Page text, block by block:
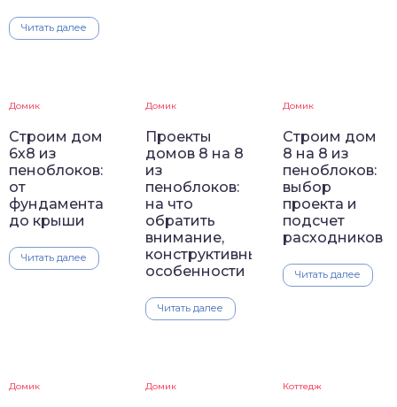
Читать далее
Домик
Строим дом
6х8 из
пеноблоков:
от
фундамента
до крыши
Читать далее
Домик
Проекты
домов 8 на 8
из
пеноблоков:
на что
обратить
внимание,
конструктивные
особенности
Читать далее
Домик
Строим дом
8 на 8 из
пеноблоков:
выбор
проекта и
подсчет
расходников
Читать далее
Домик Домик Коттедж